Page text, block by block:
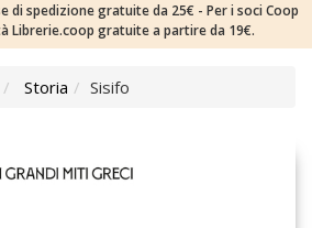
di spedizione gratuite da 25€ - Per i soci Coop
Librerie.coop gratuite a partire da 19€.
Storia Sisifo